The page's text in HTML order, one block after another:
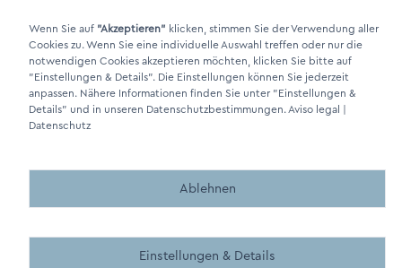
DINO Dampferzeuger GmbH - Generadores de vapor eléctricos
"Made in Germany" 2026
Made by BergMedia - Magento2 Design und Entwicklung aus
Wenn Sie auf "Akzeptieren" klicken, stimmen Sie der Verwendung aller
Cookies zu. Wenn Sie eine individuelle Auswahl treffen oder nur die
notwendigen Cookies akzeptieren möchten, klicken Sie bitte auf
"Einstellungen & Details". Die Einstellungen können Sie jederzeit
anpassen. Nähere Informationen finden Sie unter "Einstellungen &
Details" und in unseren Datenschutzbestimmungen.Aviso legal |
Datenschutz
Ablehnen
Einstellungen & Details